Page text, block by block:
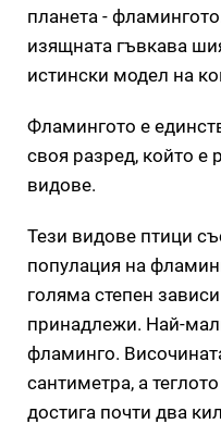
планета -
изящната гъвкава
истински модел на
Фламингото е
своя разред, който е
видове.
Тези видове птици
популация на
голяма степен
принадлежи. Най-
фламинго.
сантиметра, а
достига почти два